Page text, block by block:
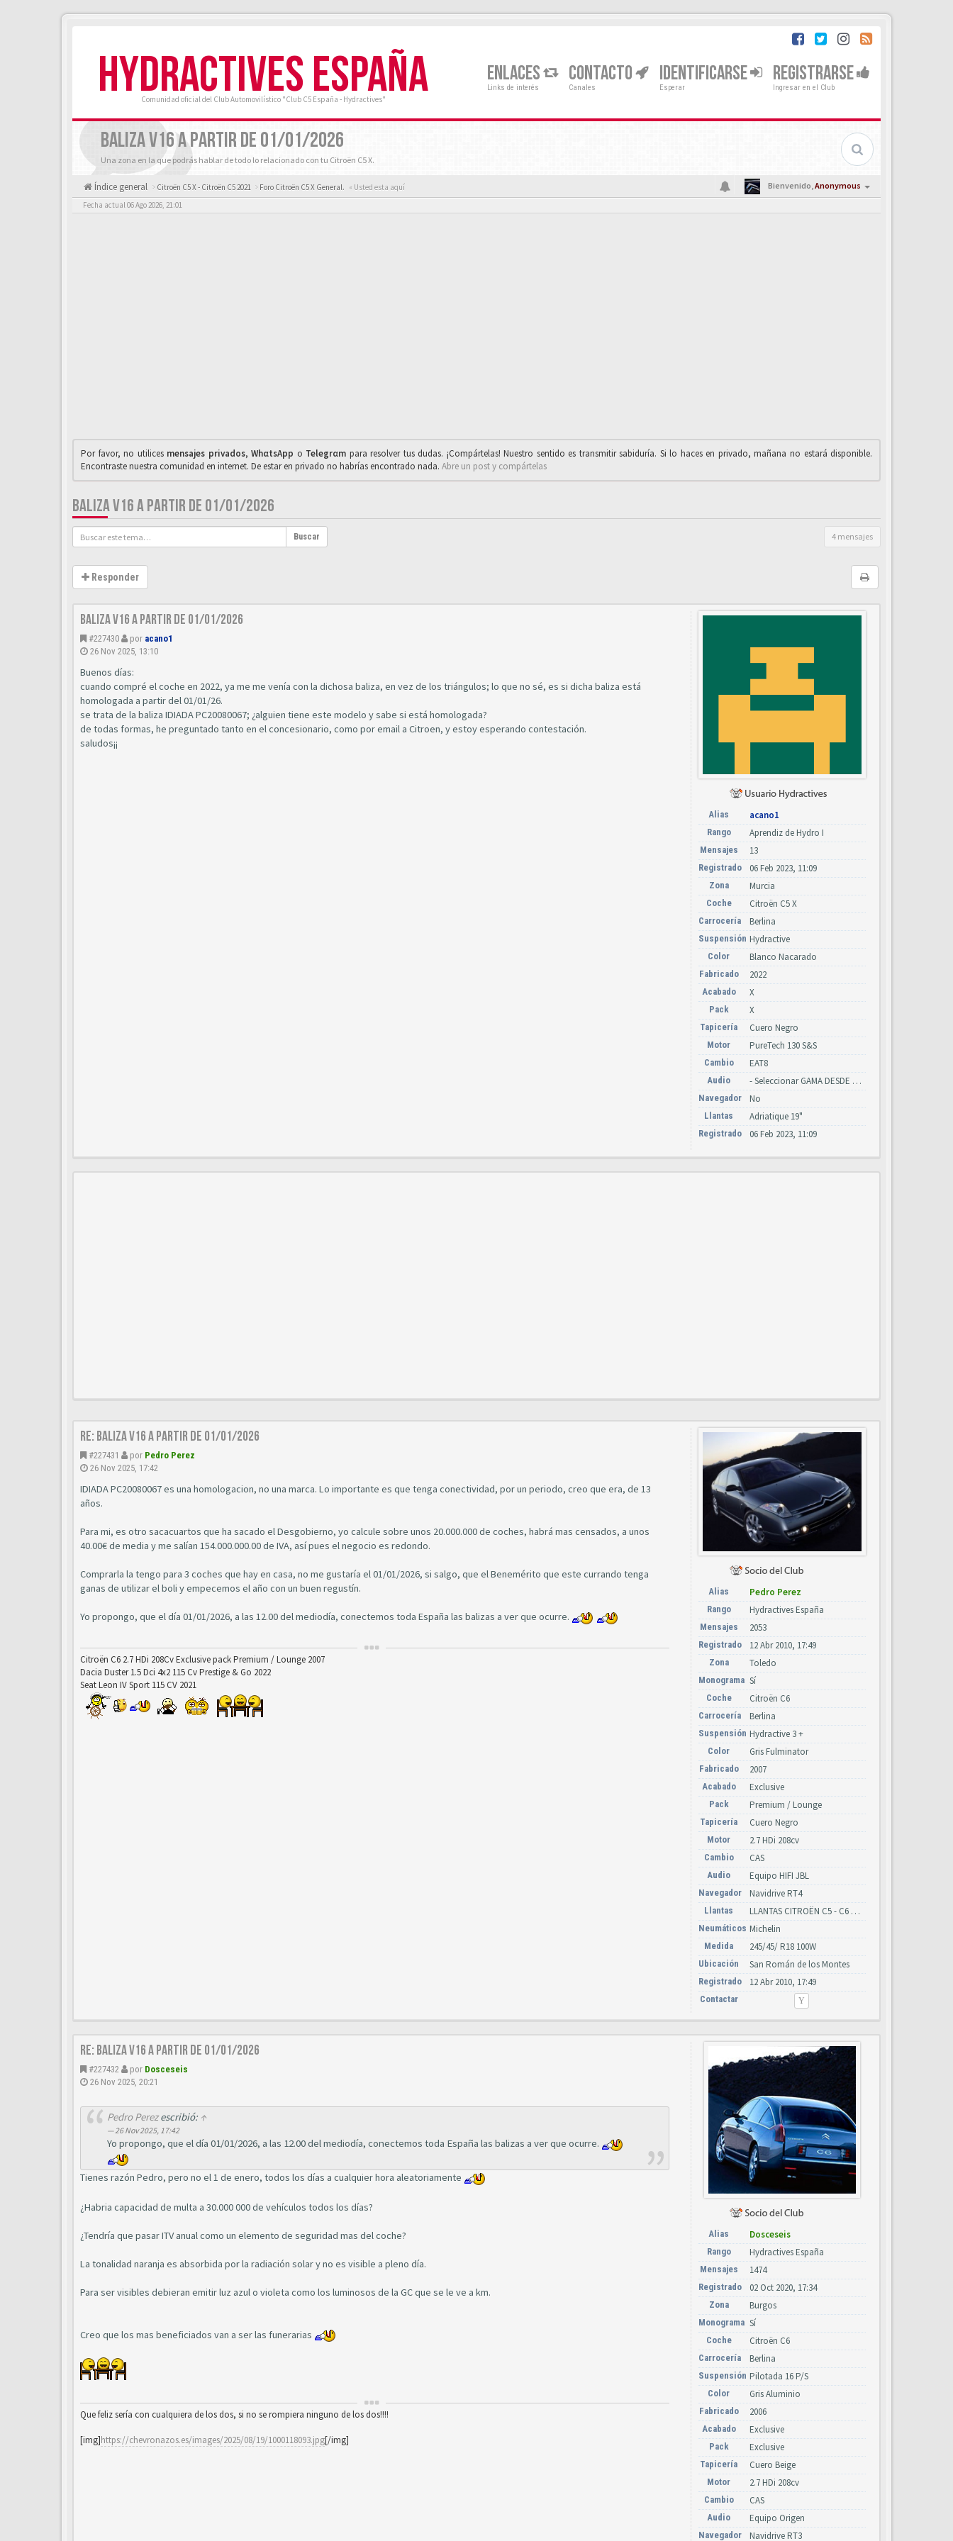
HYDRACTIVES ESPAÑA
Comunidad oficial del Club Automovilístico "Club C5 España - Hydractives"
ENLACES
Links de interés
CONTACTO
Canales
IDENTIFICARSE
Esperar
REGISTRARSE
Ingresar en el Club
BALIZA V16 A PARTIR DE 01/01/2026
Una zona en la que podrás hablar de todo lo relacionado con tu Citroën C5 X.
Índice general Citroën C5 X - Citroën C5 2021 Foro Citroën C5 X General. « Usted esta aquí Bienvenido,Anonymous
Fecha actual 06 Ago 2026, 21:01
Por favor, no utilices mensajes privados,WhαtsApp o Telegrαm para resolver tus dudas. ¡Compártelas! Nuestro sentido es transmitir sabiduría. Si lo haces en privado, mañana no estará disponible.
Encontraste nuestra comunidad en internet. De estar en privado no habrías encontrado nada. Abre un post y compártelas
BALIZA V16 A PARTIR DE 01/01/2026
Buscar 4 mensajes
Responder
BALIZA V16 A PARTIR DE 01/01/2026
#227430 por acano1
26 Nov 2025, 13:10
Buenos días:
cuando compré el coche en 2022, ya me me venía con la dichosa baliza, en vez de los triángulos; lo que no sé, es si dicha baliza está
homologada a partir del 01/01/26.
se trata de la baliza IDIADA PC20080067; ¿alguien tiene este modelo y sabe si está homologada?
de todas formas, he preguntado tanto en el concesionario, como por email a Citroen, y estoy esperando contestación.
saludos¡¡
Alias acano1
Rango Aprendiz de Hydro I
Mensajes 13
Registrado 06 Feb 2023, 11:09
Zona Murcia
Coche Citroën C5 X
Carrocería Berlina
Suspensión Hydractive
Color Blanco Nacarado
Fabricado 2022
Acabado X
Pack X
Tapicería Cuero Negro
Motor PureTech 130 S&S
Cambio EAT8
Audio - Seleccionar GAMA DESDE 2022 -
Navegador No
Llantas Adriatique 19"
Registrado 06 Feb 2023, 11:09
Re: BALIZA V16 A PARTIR DE 01/01/2026
#227431 por Pedro Perez
26 Nov 2025, 17:42
IDIADA PC20080067 es una homologacion, no una marca. Lo importante es que tenga conectividad, por un periodo, creo que era, de 13
años.
Para mi, es otro sacacuartos que ha sacado el Desgobierno, yo calcule sobre unos 20.000.000 de coches, habrá mas censados, a unos
40.00€ de media y me salían 154.000.000.00 de IVA, así pues el negocio es redondo.
Comprarla la tengo para 3 coches que hay en casa, no me gustaría el 01/01/2026, si salgo, que el Benemérito que este currando tenga
ganas de utilizar el boli y empecemos el año con un buen regustín.
Yo propongo, que el día 01/01/2026, a las 12.00 del mediodía, conectemos toda España las balizas a ver que ocurre.
Citroën C6 2.7 HDi 208Cv Exclusive pack Premium / Lounge 2007
Dacia Duster 1.5 Dci 4x2 115 Cv Prestige & Go 2022
Seat Leon IV Sport 115 CV 2021
Alias Pedro Perez
Rango Hydractives España
Mensajes 2053
Registrado 12 Abr 2010, 17:49
Zona Toledo
Monograma Sí
Coche Citroën C6
Carrocería Berlina
Suspensión Hydractive 3 +
Color Gris Fulminator
Fabricado 2007
Acabado Exclusive
Pack Premium / Lounge
Tapicería Cuero Negro
Motor 2.7 HDi 208cv
Cambio CAS
Audio Equipo HIFI JBL
Navegador Navidrive RT4
Llantas LLANTAS CITROËN C5 - C6 AÑOS 2000-2010 (Y CATÁLOGO CITROËN)
Neumáticos Michelin
Medida 245/45/ R18 100W
Ubicación San Román de los Montes
Registrado 12 Abr 2010, 17:49
Contactar
Re: BALIZA V16 A PARTIR DE 01/01/2026
#227432 por Dosceseis
26 Nov 2025, 20:21
Pedro Perezescribió: ↑
26 Nov 2025, 17:42
Yo propongo, que el día 01/01/2026, a las 12.00 del mediodía, conectemos toda España las balizas a ver que ocurre.
Tienes razón Pedro, pero no el 1 de enero, todos los días a cualquier hora aleatoriamente
¿Habria capacidad de multa a 30.000 000 de vehículos todos los días?
¿Tendría que pasar ITV anual como un elemento de seguridad mas del coche?
La tonalidad naranja es absorbida por la radiación solar y no es visible a pleno día.
Para ser visibles debieran emitir luz azul o violeta como los luminosos de la GC que se le ve a km.
Creo que los mas beneficiados van a ser las funerarias
Que feliz sería con cualquiera de los dos, si no se rompiera ninguno de los dos!!!!
[img]https://chevronazos.es/images/2025/08/19/1000118093.jpg[/img]
Alias Dosceseis
Rango Hydractives España
Mensajes 1474
Registrado 02 Oct 2020, 17:34
Zona Burgos
Monograma Sí
Coche Citroën C6
Carrocería Berlina
Suspensión Pilotada 16 P/S
Color Gris Aluminio
Fabricado 2006
Acabado Exclusive
Pack Exclusive
Tapicería Cuero Beige
Motor 2.7 HDi 208cv
Cambio CAS
Audio Equipo Origen
Navegador Navidrive RT3